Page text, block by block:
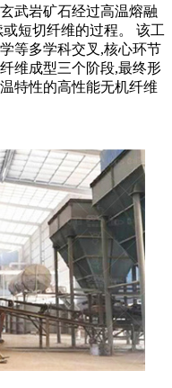
武岩矿石经过高温熔融
短切纤维的过程。 该工
等多学科交叉,核心环节
维成型三个阶段,最终形
特性的高性能无机纤维